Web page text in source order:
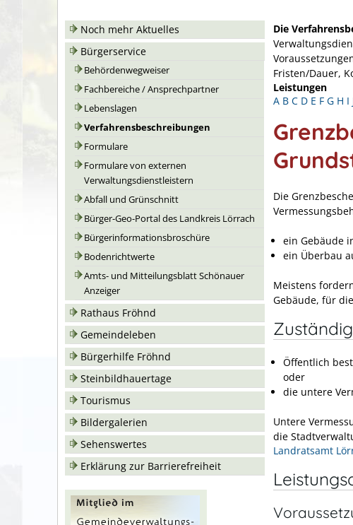
Noch mehr Aktuelles
Bürgerservice
Behördenwegweiser
Fachbereiche / Ansprechpartner
Lebenslagen
Verfahrensbeschreibungen
Formulare
Formulare von externen
Verwaltungsdienstleistern
Abfall und Grünschnitt
Bürger-Geo-Portal des Landkreis Lörrach
Bürgerinformationsbroschüre
Bodenrichtwerte
Amts- und Mitteilungsblatt Schönauer
Anzeiger
Rathaus Fröhnd
Gemeindeleben
Bürgerhilfe Fröhnd
Steinbildhauertage
Tourismus
Bildergalerien
Sehenswertes
Erklärung zur Barrierefreiheit
Die
Fristen/Dauer,
Leistungen
A B C D E F G H I
Die
ein Gebäude
ein Überbau
Meistens
Gebäude, für
Öffentlich
oder
die untere
Untere
die
Landratsamt